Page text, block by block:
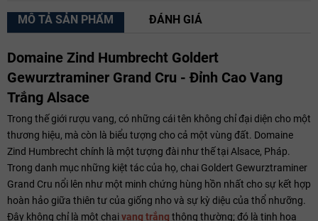
MÔ TẢ SẢN PHẨM ĐÁNH GIÁ
Domaine Zind Humbrecht Goldert
Gewurztraminer Grand Cru - Đỉnh Cao Vang
Trắng Alsace
Trong thế giới rượu vang, có những cái tên không chỉ đại diện cho một
thương hiệu, mà còn là biểu tượng cho cả một vùng đất. Domaine
Zind Humbrecht chính là một tượng đài như thế tại Alsace, Pháp.
Trong danh mục những kiệt tác của họ, chai Goldert Gewurztraminer
Grand Cru nổi lên như một minh chứng hùng hồn nhất cho sự kết hợp
hoàn hảo giữa thiên tư của giống nho và sự kỳ diệu của thổ nhưỡng.
Đây không chỉ là một chaivang trắng thông thường; đó là tinh hoa